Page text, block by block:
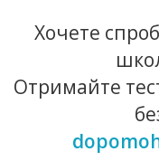
Хочете
Отримайте